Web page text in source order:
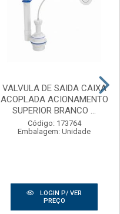
VALVULA DE SAIDA CAIXA
ACOPLADA ACIONAMENTO
SUPERIOR BRANCO ...
Código: 173764
Embalagem: Unidade
LOGIN P/ VER
PREÇO